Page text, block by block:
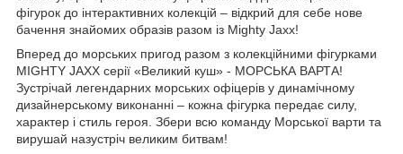
фігурок до інтерактивних колекцій – відкрий для себе нове
бачення знайомих образів разом із Mighty Jaxx!
Вперед до морських пригод разом з колекційними фігурками
MIGHTY JAXX серії «Великий куш» - МОРСЬКА ВАРТА!
Зустрічай легендарних морських офіцерів у динамічному
дизайнерському виконанні – кожна фігурка передає силу,
характер і стиль героя. Збери всю команду Морської варти та
вирушай назустріч великим битвам!